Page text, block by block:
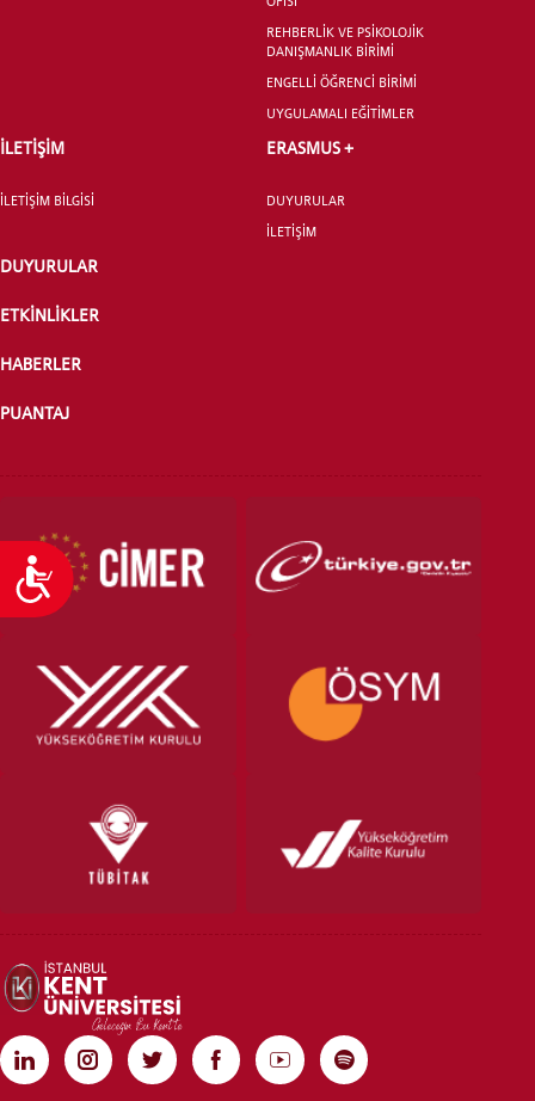
Ulaşılabilirlik
REHBERLİK VE PSİKOLOJİK
DANIŞMANLIK BİRİMİ
ENGELLİ ÖĞRENCİ BİRİMİ
UYGULAMALI EĞİTİMLER
İLETİŞİM
İLETİŞİM BİLGİSİ
ERASMUS +
DUYURULAR
İLETİŞİM
DUYURULAR
ETKİNLİKLER
HABERLER
PUANTAJ